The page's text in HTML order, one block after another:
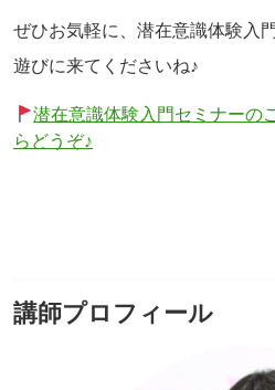
ぜひお気軽に、潜在意識体験入
遊びに来てくださいね♪
潜在意識体験入門セミナーの
らどうぞ♪
講師プロフィール